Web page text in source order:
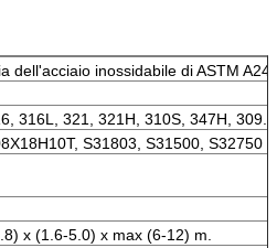
dell'acciaio inossidabile di ASTM
316L, 321, 321H, 310S, 347H,
S31803, S31500, S32750
x (1.6-5.0) x max (6-12) m.